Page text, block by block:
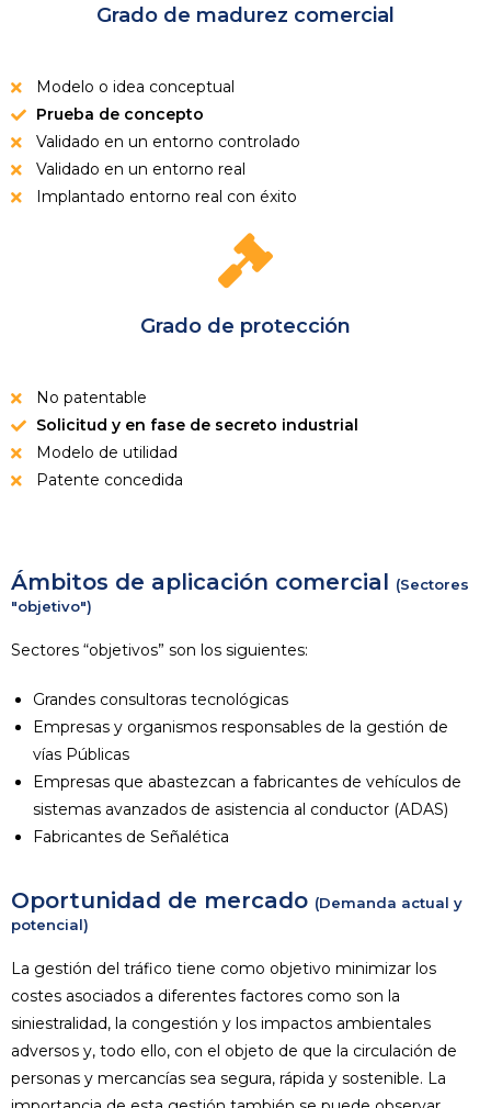
Grado de madurez comercial
Modelo o idea conceptual
Prueba de concepto
Validado en un entorno controlado
Validado en un entorno real
Implantado entorno real con éxito
Grado de protección
No patentable
Solicitud y en fase de secreto industrial
Modelo de utilidad
Patente concedida
Ámbitos de aplicación comercial (Sectores
"objetivo")
Sectores “objetivos” son los siguientes:
Grandes consultoras tecnológicas
Empresas y organismos responsables de la gestión de
vías Públicas
Empresas que abastezcan a fabricantes de vehículos de
sistemas avanzados de asistencia al conductor (ADAS)
Fabricantes de Señalética
Oportunidad de mercado (Demanda actual y
potencial)
La gestión del tráfico tiene como objetivo minimizar los
costes asociados a diferentes factores como son la
siniestralidad, la congestión y los impactos ambientales
adversos y, todo ello, con el objeto de que la circulación de
personas y mercancías sea segura, rápida y sostenible. La